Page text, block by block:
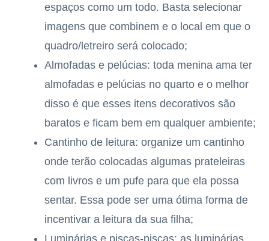
espaços como um todo. Basta selecionar
imagens que combinem e o local em que o
quadro/letreiro será colocado;
Almofadas e pelúcias: toda menina ama ter
almofadas e pelúcias no quarto e o melhor
disso é que esses itens decorativos são
baratos e ficam bem em qualquer ambiente;
Cantinho de leitura: organize um cantinho
onde terão colocadas algumas prateleiras
com livros e um pufe para que ela possa
sentar. Essa pode ser uma ótima forma de
incentivar a leitura da sua filha;
Luminárias e piscas-piscas: as luminárias